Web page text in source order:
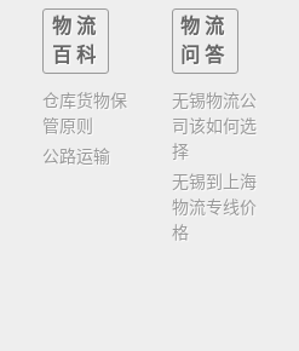
物流
百科
仓库货物保
管原则
公路运输
物流
问答
无锡物流公
司该如何选
择
无锡到上海
物流专线价
格